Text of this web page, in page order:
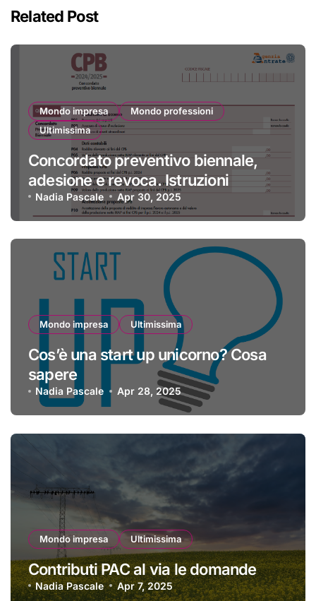
Related Post
Mondo impresa
Mondo professioni
Ultimissima
Concordato preventivo biennale,
adesione e revoca. Istruzioni
Nadia Pascale Apr 30, 2025
Mondo impresa Ultimissima
Cos’è una start up unicorno? Cosa
sapere
Nadia Pascale Apr 28, 2025
Mondo impresa Ultimissima
Contributi PAC al via le domande
Nadia Pascale Apr 7, 2025